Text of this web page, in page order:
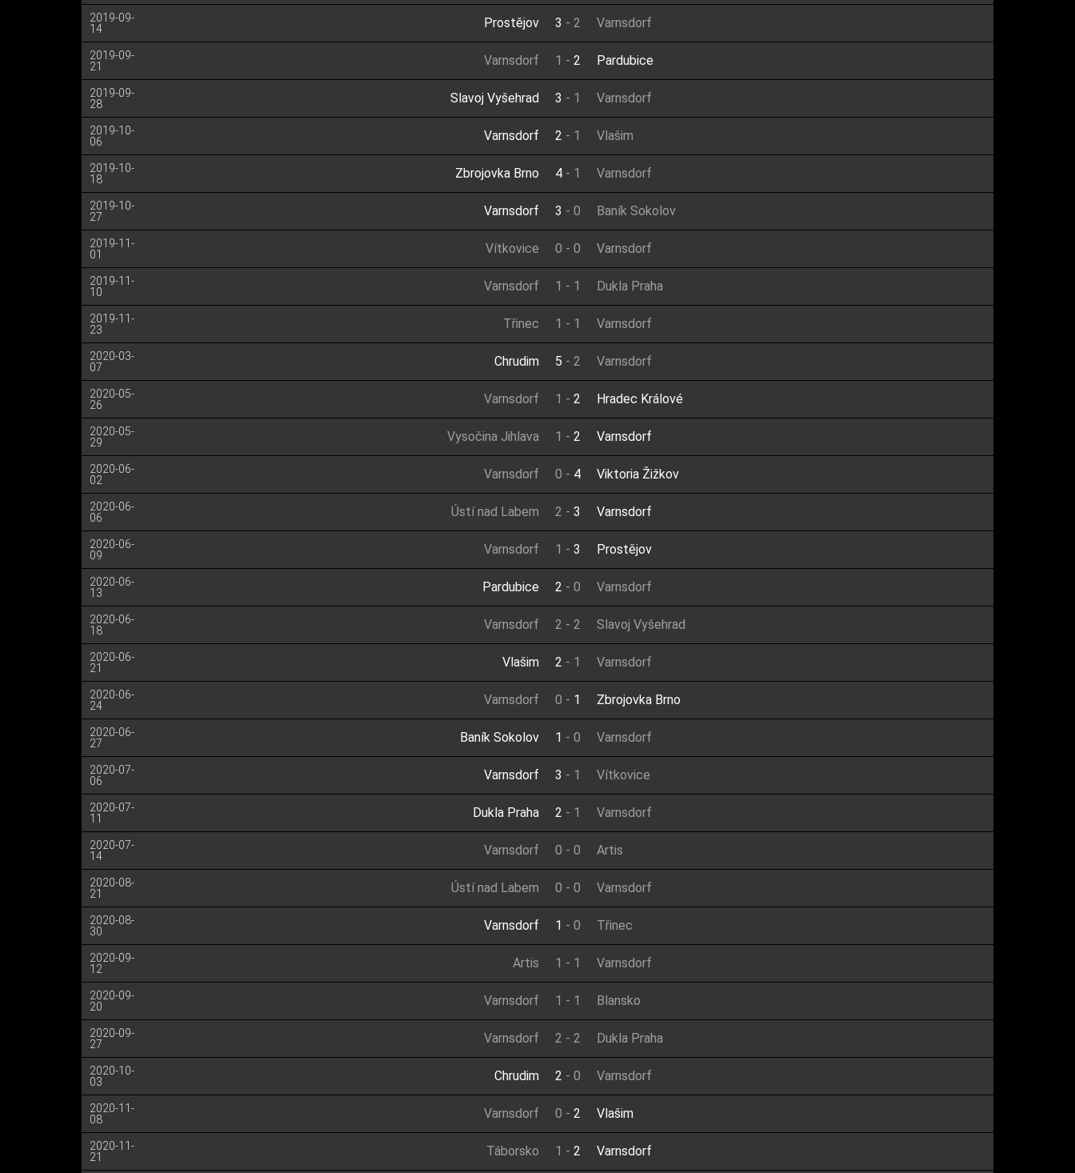
2019-09-
14
Prostějov 3 - 2 Varnsdorf
2019-09-
21
Varnsdorf 1 - 2 Pardubice
2019-09-
28
Slavoj Vyšehrad 3 - 1 Varnsdorf
2019-10-
06
Varnsdorf 2 - 1 Vlašim
2019-10-
18
Zbrojovka Brno 4 - 1 Varnsdorf
2019-10-
27
Varnsdorf 3 - 0 Baník Sokolov
2019-11-
01
Vítkovice 0 - 0 Varnsdorf
2019-11-
10
Varnsdorf 1 - 1 Dukla Praha
2019-11-
23
Třinec 1 - 1 Varnsdorf
2020-03-
07
Chrudim 5 - 2 Varnsdorf
2020-05-
26
Varnsdorf 1 - 2 Hradec Králové
2020-05-
29
Vysočina Jihlava 1 - 2 Varnsdorf
2020-06-
02
Varnsdorf 0 - 4 Viktoria Žižkov
2020-06-
06
Ústí nad Labem 2 - 3 Varnsdorf
2020-06-
09
Varnsdorf 1 - 3 Prostějov
2020-06-
13
Pardubice 2 - 0 Varnsdorf
2020-06-
18
Varnsdorf 2 - 2 Slavoj Vyšehrad
2020-06-
21
Vlašim 2 - 1 Varnsdorf
2020-06-
24
Varnsdorf 0 - 1 Zbrojovka Brno
2020-06-
27
Baník Sokolov 1 - 0 Varnsdorf
2020-07-
06
Varnsdorf 3 - 1 Vítkovice
2020-07-
11
Dukla Praha 2 - 1 Varnsdorf
2020-07-
14
Varnsdorf 0 - 0 Artis
2020-08-
21
Ústí nad Labem 0 - 0 Varnsdorf
2020-08-
30
Varnsdorf 1 - 0 Třinec
2020-09-
12
Artis 1 - 1 Varnsdorf
2020-09-
20
Varnsdorf 1 - 1 Blansko
2020-09-
27
Varnsdorf 2 - 2 Dukla Praha
2020-10-
03
Chrudim 2 - 0 Varnsdorf
2020-11-
08
Varnsdorf 0 - 2 Vlašim
2020-11-
21
Táborsko 1 - 2 Varnsdorf